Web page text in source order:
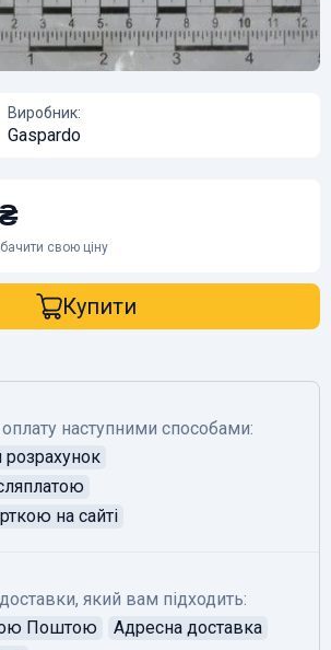
Виробник:
Gaspardo
свою ціну
Купити
наступними способами:
розрахунок
на сайті
який вам підходить:
Поштою
Адресна доставка